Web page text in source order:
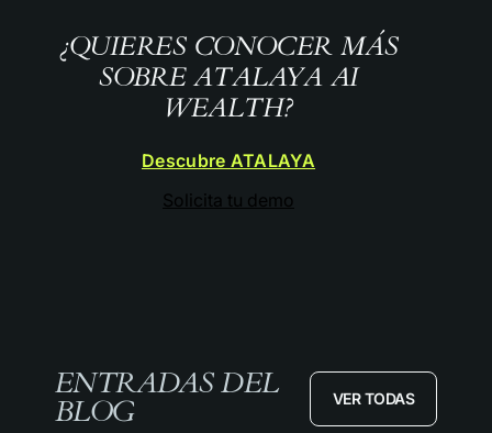
¿QUIERES CONOCER MÁS
SOBRE ATALAYA AI
WEALTH?
Descubre ATALAYA
Solicita tu demo
ENTRADAS DEL
BLOG VER TODAS